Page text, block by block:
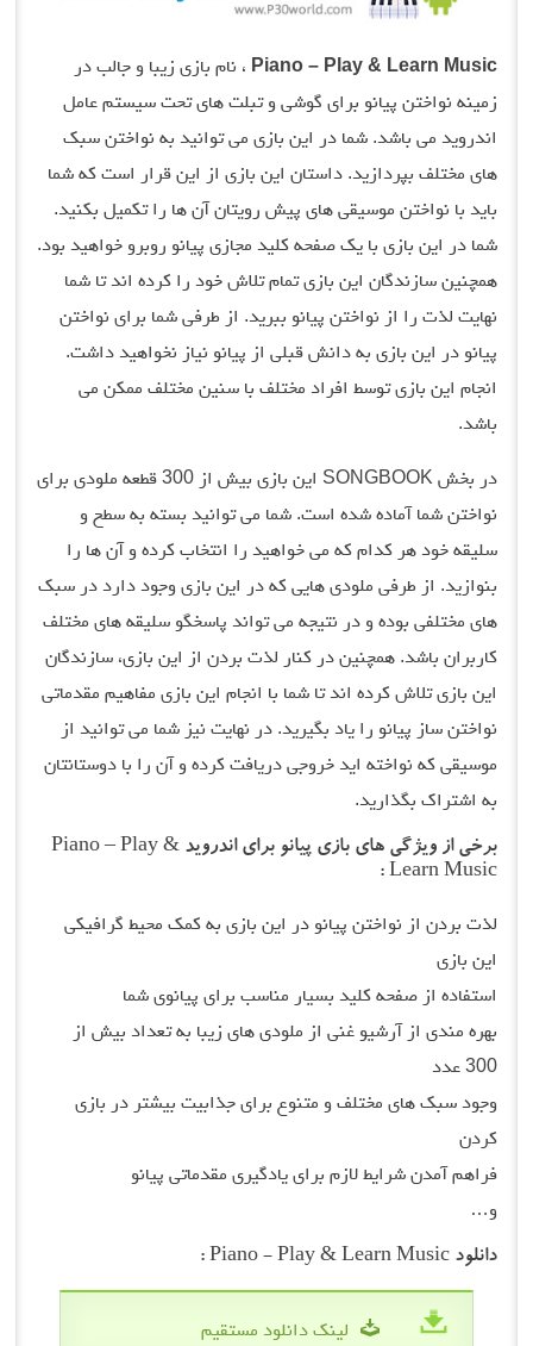
Piano – Play & Learn Music ، نام بازی زیبا و جالب در
زمینه نواختن پیانو برای گوشی و تبلت های تحت سیستم عامل
اندروید می باشد. شما در این بازی می توانید به نواختن سبک
های مختلف بپردازید. داستان این بازی از این قرار است که شما
باید با نواختن موسیقی های پیش رویتان آن ها را تکمیل بکنید.
شما در این بازی با یک صفحه کلید مجازی پیانو روبرو خواهید بود.
همچنین سازندگان این بازی تمام تلاش خود را کرده اند تا شما
نهایت لذت را از نواختن پیانو ببرید. از طرفی شما برای نواختن
پیانو در این بازی به دانش قبلی از پیانو نیاز نخواهید داشت.
انجام این بازی توسط افراد مختلف با سنین مختلف ممکن می
باشد.
در بخش SONGBOOK این بازی بیش از 300 قطعه ملودی برای
نواختن شما آماده شده است. شما می توانید بسته به سطح و
سلیقه خود هر کدام که می خواهید را انتخاب کرده و آن ها را
بنوازید. از طرفی ملودی هایی که در این بازی وجود دارد در سبک
های مختلفی بوده و در نتیجه می تواند پاسخگو سلیقه های مختلف
کاربران باشد. همچنین در کنار لذت بردن از این بازی، سازندگان
این بازی تلاش کرده اند تا شما با انجام این بازی مفاهیم مقدماتی
نواختن ساز پیانو را یاد بگیرید. در نهایت نیز شما می توانید از
موسیقی که نواخته اید خروجی دریافت کرده و آن را با دوستانتان
به اشتراک بگذارید.
برخی از ویژگی های بازی پیانو برای اندروید Piano – Play &
Learn Music :
لذت بردن از نواختن پیانو در این بازی به کمک محیط گرافیکی
این بازی
استفاده از صفحه کلید بسیار مناسب برای پیانوی شما
بهره مندی از آرشیو غنی از ملودی های زیبا به تعداد بیش از
300 عدد
وجود سبک های مختلف و متنوع برای جذابیت بیشتر در بازی
کردن
فراهم آمدن شرایط لازم برای یادگیری مقدماتی پیانو
و…
دانلود Piano - Play & Learn Music :
لینک دانلود مستقیم